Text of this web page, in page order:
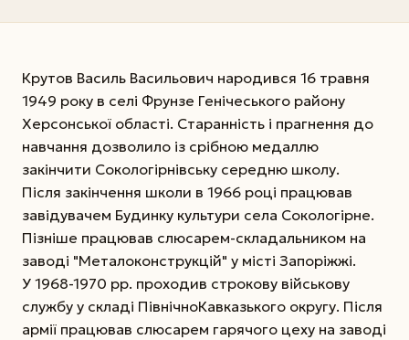
Крутов Василь Васильович народився 16 травня
1949 року в селі Фрунзе Генічеського району
Херсонської області. Старанність і прагнення до
навчання дозволило із срібною медаллю
закінчити Сокологірнівську середню школу.
Після закінчення школи в 1966 році працював
завідувачем Будинку культури села Сокологірне.
Пізніше працював слюсарем-складальником на
заводі "Металоконструкцій" у місті Запоріжжі.
У 1968-1970 рр. проходив строкову військову
службу у складі Північно­Кавказького округу. Після
армії працював слюсарем гарячого цеху на заводі